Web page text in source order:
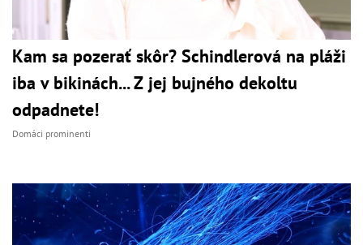
Kam sa pozerať skôr? Schindlerová na pláži
iba v bikinách... Z jej bujného dekoltu
odpadnete!
Domáci prominenti